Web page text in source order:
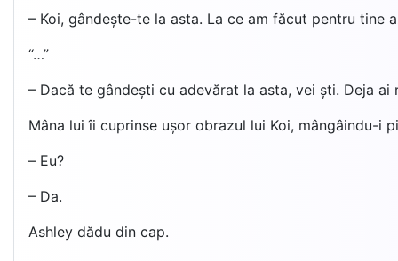
– Koi, gândește-te la asta. La ce am făcut pentru tine
“…”
– Dacă te gândești cu adevărat la asta, vei ști. Deja ai
Mâna lui îi cuprinse ușor obrazul lui Koi, mângâindu-i
– Eu?
– Da.
Ashley dădu din cap.